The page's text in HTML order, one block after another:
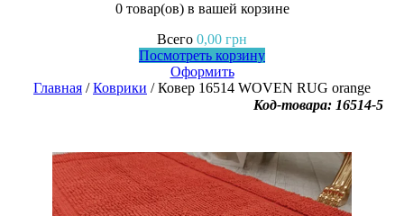
0 товар(ов)в вашей корзине
Всего 0,00 грн
Посмотреть корзину
Оформить
Главная /Коврики / Ковер 16514 WOVEN RUG orange
Код-товара: 16514-5